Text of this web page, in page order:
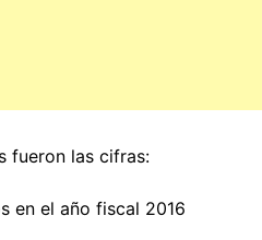
fueron las cifras:
en el año fiscal 2016